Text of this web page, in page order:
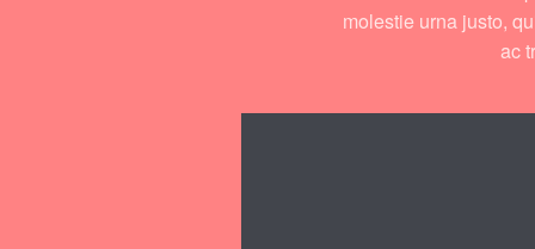
molestie urna justo,
ac